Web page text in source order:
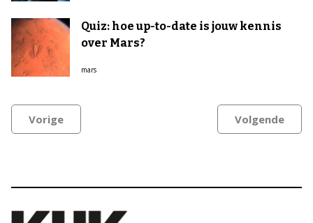
Quiz: hoe up-to-date is jouw kennis
over Mars?
mars
Vorige Volgende